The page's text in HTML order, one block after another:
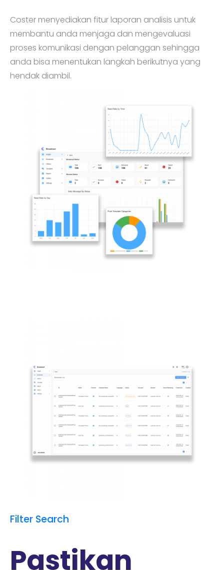
Coster menyediakan fitur laporan analisis untuk
membantu anda menjaga dan mengevaluasi
proses komunikasi dengan pelanggan sehingga
anda bisa menentukan langkah berikutnya yang
hendak diambil.
Filter Search
Pastikan